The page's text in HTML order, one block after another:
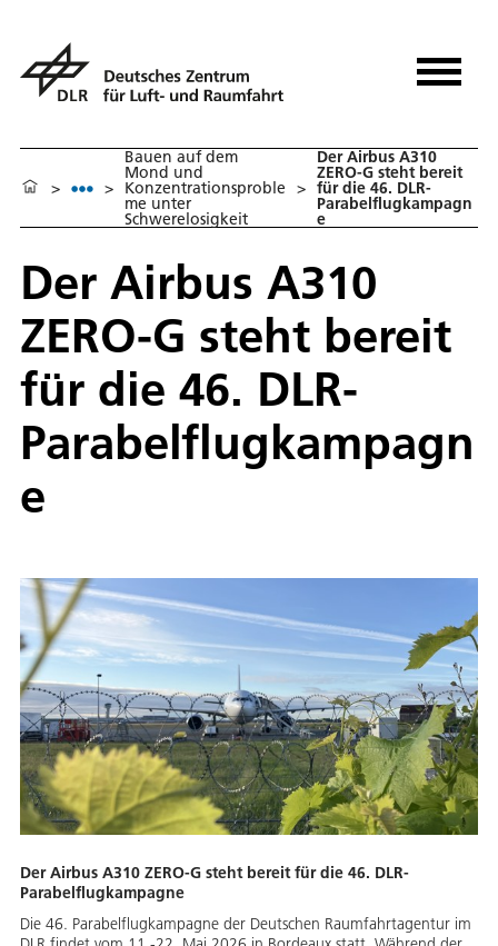
> >
Bauen auf dem
Mond und
Konzentrationsproble
me unter
Schwerelosigkeit
>
Der Airbus A310
ZERO-G steht bereit
für die 46. DLR-
Parabelflugkampagn
e
Der Airbus A310
ZERO-G steht bereit
für die 46. DLR-
Parabelflugkampagn
e
Der Airbus A310 ZERO-G steht bereit für die 46. DLR-
Parabelflugkampagne
Die 46. Parabelflugkampagne der Deutschen Raumfahrtagentur im